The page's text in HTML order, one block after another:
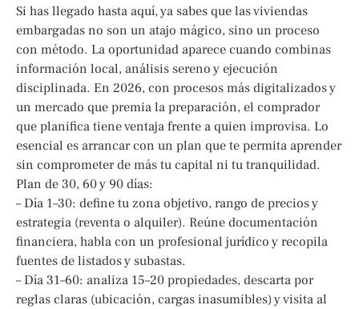
Si has llegado hasta aquí, ya sabes que las viviendas
embargadas no son un atajo mágico, sino un proceso
con método. La oportunidad aparece cuando combinas
información local, análisis sereno y ejecución
disciplinada. En 2026, con procesos más digitalizados y
un mercado que premia la preparación, el comprador
que planifica tiene ventaja frente a quien improvisa. Lo
esencial es arrancar con un plan que te permita aprender
sin comprometer de más tu capital ni tu tranquilidad.
Plan de 30, 60 y 90 días:
– Día 1–30: define tu zona objetivo, rango de precios y
estrategia (reventa o alquiler). Reúne documentación
financiera, habla con un profesional jurídico y recopila
fuentes de listados y subastas.
– Día 31–60: analiza 15–20 propiedades, descarta por
reglas claras (ubicación, cargas inasumibles) y visita al